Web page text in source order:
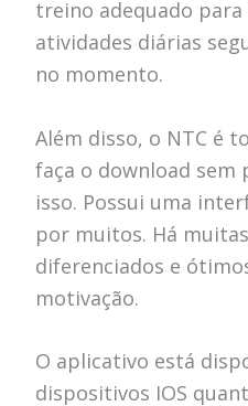
treino adequado para
atividades diárias
no momento.
Além disso, o NTC é
faça o download
isso. Possui uma
por muitos. Há
diferenciados e
motivação.
O aplicativo está
dispositivos IOS